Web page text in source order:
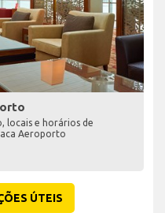
locais e horários de
Aeroporto
ÚTEIS